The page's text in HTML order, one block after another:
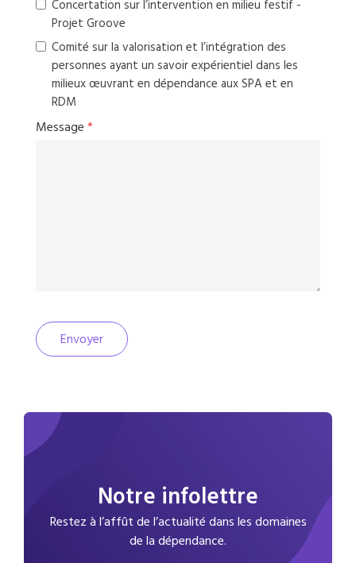
Concertation sur l’intervention en milieu festif -
Projet Groove
Comité sur la valorisation et l’intégration des
personnes ayant un savoir expérientiel dans les
milieux œuvrant en dépendance aux SPA et en
RDM
Message *
Envoyer
Notre infolettre
Restez à l’affût de l’actualité dans les domaines
de la dépendance.